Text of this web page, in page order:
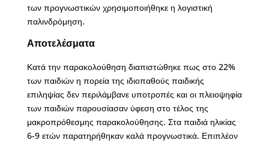
των προγνωστικών χρησιμοποιήθηκε η λογιστική
παλινδρόμηση.
Αποτελέσματα
Κατά την παρακολούθηση διαπιστώθηκε πως στο 22%
των παιδιών η πορεία της ιδιοπαθούς παιδικής
επιληψίας δεν περιλάμβανε υποτροπές και οι πλειοψηφία
των παιδιών παρουσίασαν ύφεση στο τέλος της
μακροπρόθεσμης παρακολούθησης. Στα παιδιά ηλικίας
6-9 ετών παρατηρήθηκαν καλά προγνωστικά. Επιπλέον